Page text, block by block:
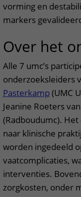
vorming en
markers
Over het
Alle 7 umc’s
onderzoeksleiders
Pasterkamp(UMC
Jeanine Roeters
(Radboudumc).
naar klinische
worden ingedeeld
vaatcomplicaties,
interventies.
zorgkosten, onder